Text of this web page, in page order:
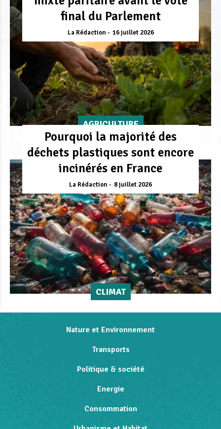
final du Parlement
La Rédaction 16 juillet 2026
AGRICULTURE
Pourquoi la majorité des
déchets plastiques sont encore
incinérés en France
La Rédaction 8 juillet 2026
CLIMAT
Nature et Environnement
Transports
Politique & société
Energie
Consommation